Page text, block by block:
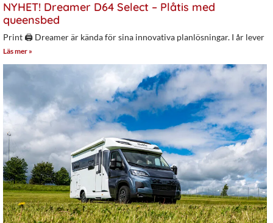
NYHET! Dreamer D64 Select – Plåtis med
queensbed
Print 🖨 Dreamer är kända för sina innovativa planlösningar. I år lever
Läs mer »